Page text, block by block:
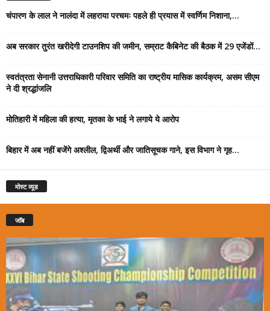
चंपारण के लाल ने नालंदा में लहराया परचमः पहले ही प्रयास में स्वर्णिम निशाना,...
अब सरकार तुरंत खरीदेगी टाउनशिप की जमीन, सम्राट कैबिनेट की बैठक में 29 एजेंडों...
स्वतंत्रता सेनानी उत्तराधिकारी परिवार समिति का राष्ट्रीय मासिक कार्यक्रम, असम सीएम
ने दी श्रद्धांजलि
मोतिहारी में महिला की हत्या, मृतका के भाई ने लगाये ये आरोप
बिहार में अब नहीं बजेंगे अश्लील, द्विअर्थी और जातिसूचक गाने, इस विभाग ने गृह...
मोस्ट व्यूड
जॉब